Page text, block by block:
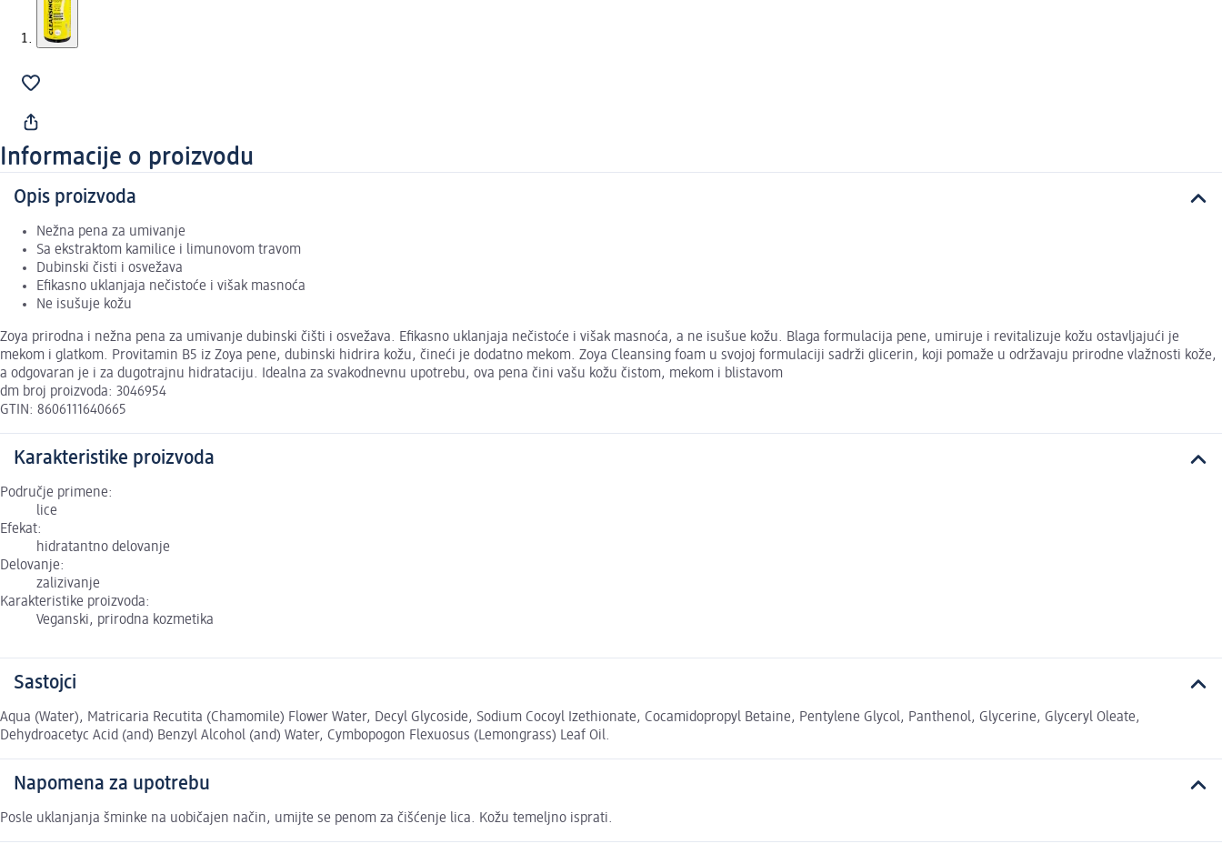
Informacije o proizvodu
Opis proizvoda
Nežna pena za umivanje
Sa ekstraktom kamilice i limunovom travom
Dubinski čisti i osvežava
Efikasno uklanjaja nečistoće i višak masnoća
Ne isušuje kožu
Zoya prirodna i nežna pena za umivanje dubinski čišti i osvežava. Efikasno uklanjaja nečistoće i višak masnoća, a ne isušue kožu. Blaga formulacija pene, umiruje i revitalizuje kožu ostavljajući je
mekom i glatkom. Provitamin B5 iz Zoya pene, dubinski hidrira kožu, čineći je dodatno mekom. Zoya Cleansing foam u svojoj formulaciji sadrži glicerin, koji pomaže u održavaju prirodne vlažnosti kože,
a odgovaran je i za dugotrajnu hidrataciju. Idealna za svakodnevnu upotrebu, ova pena čini vašu kožu čistom, mekom i blistavom
dm broj proizvoda: 3046954
GTIN: 8606111640665
Karakteristike proizvoda
Područje primene:
lice
Efekat:
hidratantno delovanje
Delovanje:
zalizivanje
Karakteristike proizvoda:
Veganski, prirodna kozmetika
Sastojci
Aqua (Water), Matricaria Recutita (Chamomile) Flower Water, Decyl Glycoside, Sodium Cocoyl Izethionate, Cocamidopropyl Betaine, Pentylene Glycol, Panthenol, Glycerine, Glyceryl Oleate,
Dehydroacetyc Acid (and) Benzyl Alcohol (and) Water, Cymbopogon Flexuosus (Lemongrass) Leaf Oil.
Napomena za upotrebu
Posle uklanjanja šminke na uobičajen način, umijte se penom za čišćenje lica. Kožu temeljno isprati.